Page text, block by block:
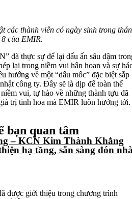
các thành viên có ngày sinh trong
8 của EMIR.
đã thực sự để lại dấu ấn sâu đậm
lại trong niềm vui hân hoan và sự
hướng về một “dấu mốc” đặc biệt sắp
công ty. Đây sẽ là dịp để toàn thể
vui, tự hào về những thành tựu đã
trị tinh hoa mà EMIR luôn hướng tới.
bạn quan tâm
– KCN Kim Thành Khẳng
hạ tầng, sẵn sàng đón
được giới thiệu trong chương trình